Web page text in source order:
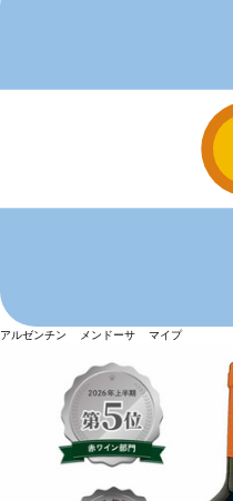
アルゼンチン メンドーサ マイプ